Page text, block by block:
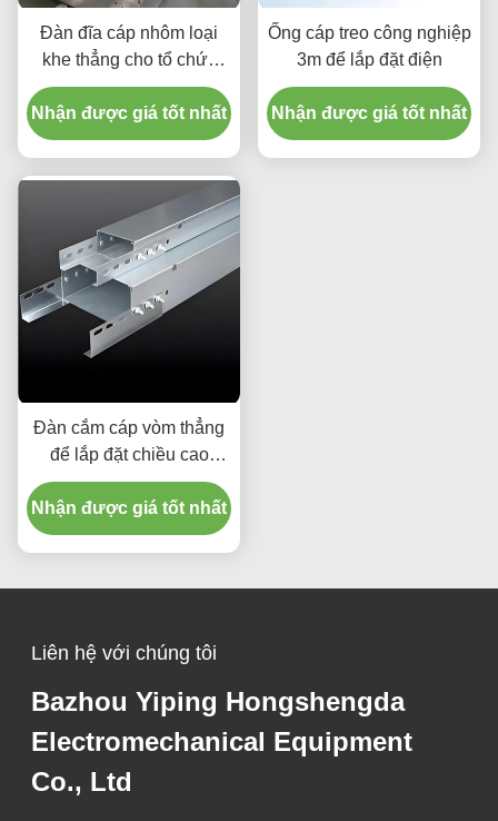
Đàn đĩa cáp nhôm loại
khe thẳng cho tổ chức
cáp công suất trung bình
Nhận được giá tốt nhất
Ống cáp treo công nghiệp
3m để lắp đặt điện
Nhận được giá tốt nhất
Đàn cắm cáp vòm thẳng
để lắp đặt chiều cao
50mm
Nhận được giá tốt nhất
Liên hệ với chúng tôi
Bazhou Yiping Hongshengda
Electromechanical Equipment
Co., Ltd